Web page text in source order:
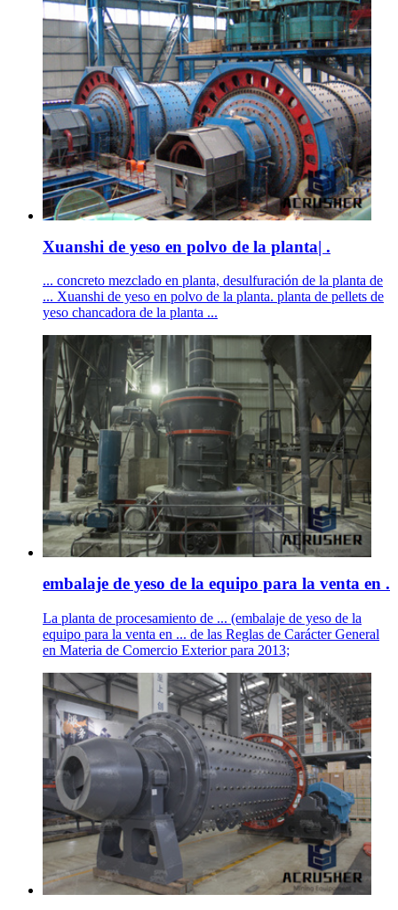
Xuanshi de yeso en polvo de la planta| .
... concreto mezclado en planta, desulfuración de la planta de
... Xuanshi de yeso en polvo de la planta. planta de pellets de
yeso chancadora de la planta ...
embalaje de yeso de la equipo para la venta en .
La planta de procesamiento de ... (embalaje de yeso de la
equipo para la venta en ... de las Reglas de Carácter General
en Materia de Comercio Exterior para 2013;